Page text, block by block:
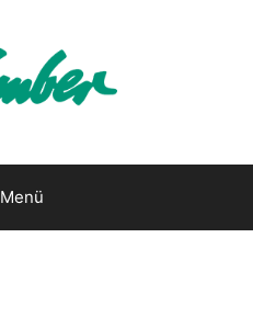
Menü